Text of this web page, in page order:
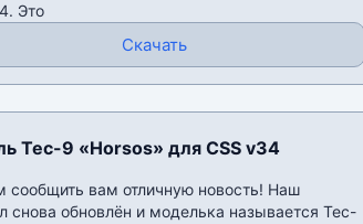
Это
Скачать
Tec-9 «Horsos» для CSS v34
сообщить вам отличную новость! Наш
снова обновлён и моделька называется Tec-